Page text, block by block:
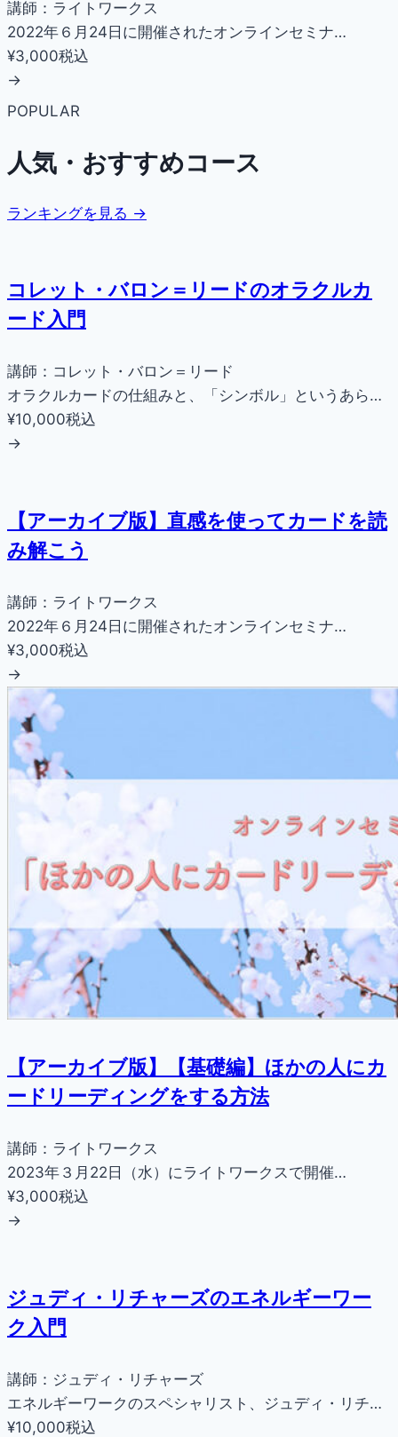
講師：ライトワークス
2022年６月24日に開催されたオンラインセミナ…
¥3,000税込
→
POPULAR
人気・おすすめコース
ランキングを見る →
コレット・バロン＝リードのオラクルカ
ード入門
講師：コレット・バロン＝リード
オラクルカードの仕組みと、「シンボル」というあら…
¥10,000税込
→
【アーカイブ版】直感を使ってカードを読
み解こう
講師：ライトワークス
2022年６月24日に開催されたオンラインセミナ…
¥3,000税込
→
【アーカイブ版】【基礎編】ほかの人にカ
ードリーディングをする方法
講師：ライトワークス
2023年３月22日（水）にライトワークスで開催…
¥3,000税込
→
ジュディ・リチャーズのエネルギーワー
ク入門
講師：ジュディ・リチャーズ
エネルギーワークのスペシャリスト、ジュディ・リチ…
¥10,000税込